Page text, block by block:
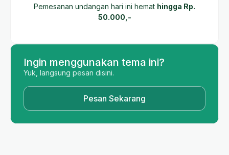
Pemesanan undangan hari ini hemat hingga Rp.
50.000,-
Ingin menggunakan tema ini?
Yuk, langsung pesan disini.
Pesan Sekarang